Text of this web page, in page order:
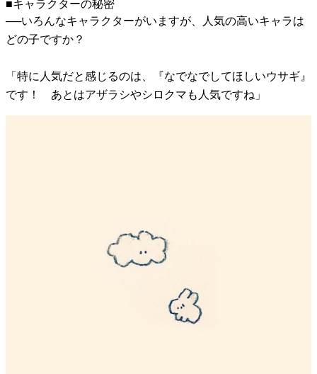
■キャラクターの秘密
──いろんなキャラクターがいますが、人気の高いキャラは
どの子ですか？
「特に人気だと感じるのは、『なでなでしてほしいウサギ』
です！ あとはアザラシやシロクマも人気ですね」